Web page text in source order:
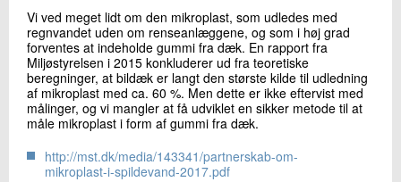
Vi ved meget lidt om den mikroplast, som udledes med
regnvandet uden om renseanlæggene, og som i høj grad
forventes at indeholde gummi fra dæk. En rapport fra
Miljøstyrelsen i 2015 konkluderer ud fra teoretiske
beregninger, at bildæk er langt den største kilde til udledning
af mikroplast med ca. 60 %. Men dette er ikke eftervist med
målinger, og vi mangler at få udviklet en sikker metode til at
måle mikroplast i form af gummi fra dæk.
http://mst.dk/media/143341/partnerskab-om-
mikroplast-i-spildevand-2017.pdf